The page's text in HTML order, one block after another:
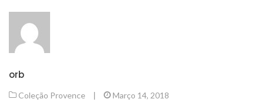
orb
Coleção Provence | Março 14, 2018